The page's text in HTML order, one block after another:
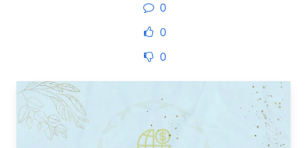
0
0
0